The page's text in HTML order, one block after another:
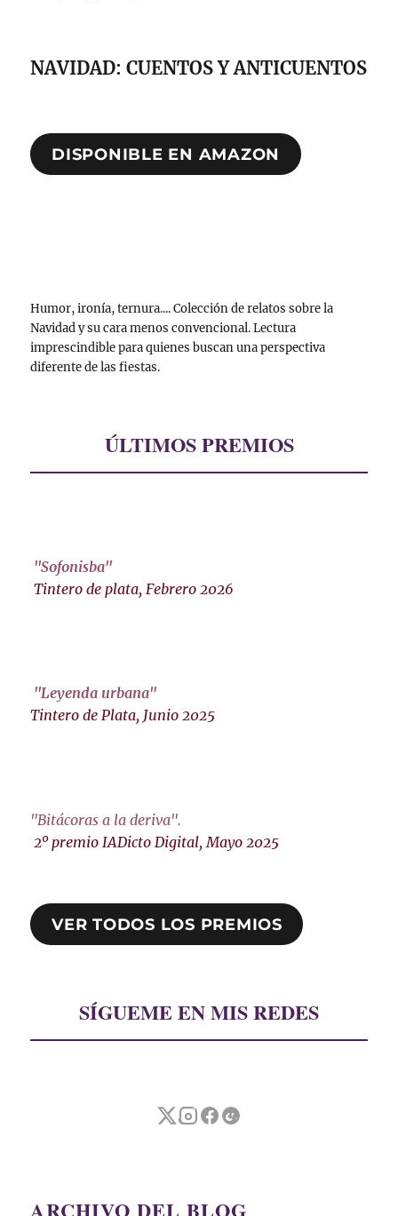
NAVIDAD: CUENTOS Y ANTICUENTOS
DISPONIBLE EN AMAZON
Humor, ironía, ternura.... Colección de relatos sobre la
Navidad y su cara menos convencional. Lectura
imprescindible para quienes buscan una perspectiva
diferente de las fiestas.
ÚLTIMOS PREMIOS
"Sofonisba"
Tintero de plata, Febrero 2026
"Leyenda urbana"
Tintero de Plata, Junio 2025
"Bitácoras a la deriva".
2º premio IADicto Digital, Mayo 2025
VER TODOS LOS PREMIOS
SÍGUEME EN MIS REDES